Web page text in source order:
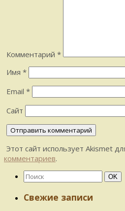
Комментарий *
Имя *
Email *
Сайт
Этот сайт использует Akismet
комментариев.
Найти:
Поиск
OK
Свежие записи